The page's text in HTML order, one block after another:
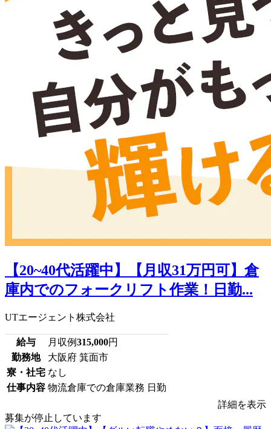
【20~40代活躍中】【月収31万円可】倉
庫内でのフォークリフト作業！日勤...
UTエージェント株式会社
給与 月収例315,000円
勤務地
大阪府 箕面市
寮・社宅 なし
仕事内容 物流倉庫での倉庫業務 日勤
詳細を表示
募集が停止しています